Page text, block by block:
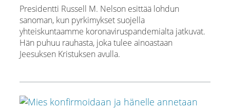
Presidentti Russell M. Nelson esittää lohdun
sanoman, kun pyrkimykset suojella
yhteiskuntaamme koronaviruspandemialta jatkuvat.
Hän puhuu rauhasta, joka tulee ainoastaan
Jeesuksen Kristuksen avulla.